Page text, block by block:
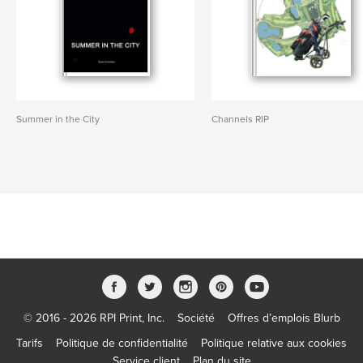
Summer in the City Channels RIP
© 2016 - 2026 RPI Print, Inc. Société
Offres d’emplois Blurb
Tarifs
Politique de confidentialité
Politique relative aux cookies